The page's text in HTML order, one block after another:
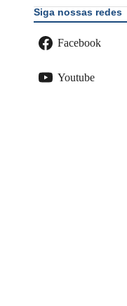
Siga nossas redes
Facebook
Youtube